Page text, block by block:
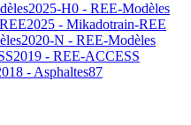
2025-H0 - REE-Modèles
2025 - Mikadotrain-REE
2020-N - REE-Modèles
2019 - REE-ACCESS
- Asphaltes87